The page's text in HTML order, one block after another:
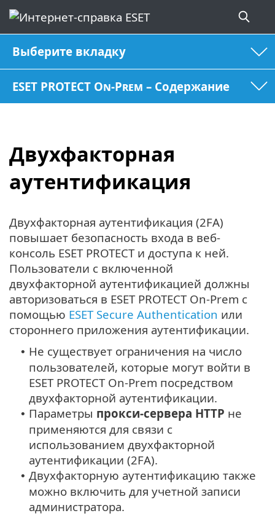
Выберите вкладку
ESET PROTECT On-Prem – Содержание
Двухфакторная
аутентификация
Двухфакторная аутентификация (2FA)
повышает безопасность входа в веб-
консоль ESET PROTECT и доступа к ней.
Пользователи с включенной
двухфакторной аутентификацией должны
авторизоваться в ESET PROTECT On-Prem с
помощью ESET Secure Authentication или
стороннего приложения аутентификации.
• Не существует ограничения на число
пользователей, которые могут войти в
ESET PROTECT On-Prem посредством
двухфакторной аутентификации.
• Параметры прокси-сервера HTTP не
применяются для связи с
использованием двухфакторной
аутентификации (2FA).
• Двухфакторную аутентификацию также
можно включить для учетной записи
администратора.